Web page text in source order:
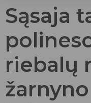
Sąsaja
riebalų